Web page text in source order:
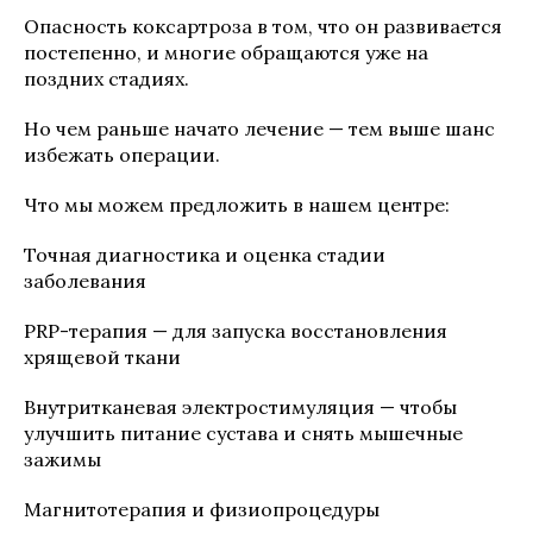
Опасность коксартроза в том, что он развивается
постепенно, и многие обращаются уже на
поздних стадиях.
Но чем раньше начато лечение — тем выше шанс
избежать операции.
Что мы можем предложить в нашем центре:
Точная диагностика и оценка стадии
заболевания
PRP-терапия — для запуска восстановления
хрящевой ткани
Внутритканевая электростимуляция — чтобы
улучшить питание сустава и снять мышечные
зажимы
Магнитотерапия и физиопроцедуры